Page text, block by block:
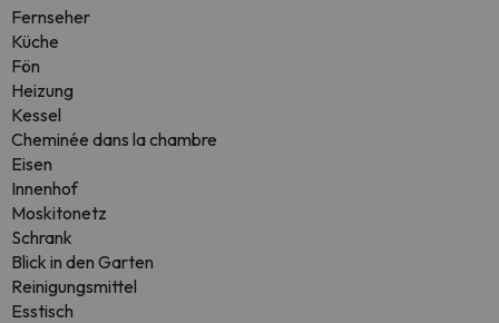
Fernseher
Küche
Fön
Heizung
Kessel
Cheminée dans la chambre
Eisen
Innenhof
Moskitonetz
Schrank
Blick in den Garten
Reinigungsmittel
Esstisch